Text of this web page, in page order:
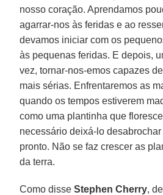
nosso coração. Aprendamos
agarrar-nos às feridas e ao
devamos iniciar com os
às pequenas feridas. E depois,
vez, tornar-nos-emos capazes
mais sérias. Enfrentaremos as
quando os tempos estiverem
como uma plantinha que
necessário deixá-lo
pronto. Não se faz crescer as
da terra.
Como disseStephen Cherry,